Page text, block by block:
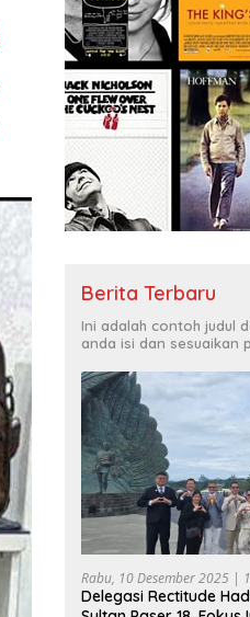
Berita Terbaru
Ini adalah contoh judul
anda isi dan sesuaikan
Rabu, 10 Desember 2025 |
Delegasi Rectitude